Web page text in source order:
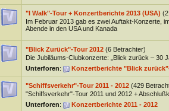
"I Walk"-Tour + Konzertberichte 2013 (USA)
Im Februar 2013 gab es zwei Auftakt-Konzerte,
Abende in den USA und Kanada
"Blick Zurück"-Tour 2012 (6 Betrachter)
Die Jubiläums-Clubkonzerte: „Blick zurück – 30
Unterforen: Konzertberichte "Blick
"Schiffsverkehr"-Tour 2011 - 2012 (429
"Schiffsverkehr"-Tour 2011 und 2012 +
Unterforen: Konzertberichte 2011 - 2012